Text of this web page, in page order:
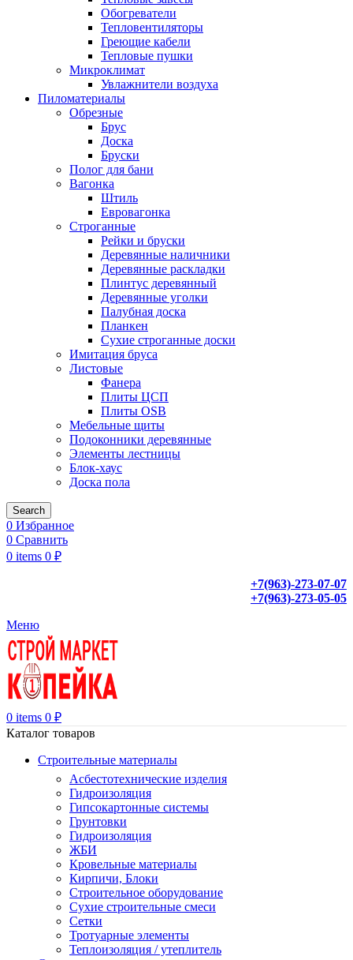
Обогреватели
Тепловентиляторы
Греющие кабели
Тепловые пушки
Микроклимат
Увлажнители воздуха
Пиломатериалы
Обрезные
Брус
Доска
Бруски
Полог для бани
Вагонка
Штиль
Евровагонка
Строганные
Рейки и бруски
Деревянные наличники
Деревянные раскладки
Плинтус деревянный
Деревянные уголки
Палубная доска
Планкен
Сухие строганные доски
Имитация бруса
Листовые
Фанера
Плиты ЦСП
Плиты OSB
Мебельные щиты
Подоконники деревянные
Элементы лестницы
Блок-хаус
Доска пола
Search
0 Избранное
0 Сравнить
0 items 0 ₽
+7(963)-273-07-07
+7(963)-273-05-05
Меню
0 items 0 ₽
Каталог товаров
Строительные материалы
Асбестотехнические изделия
Гидроизоляция
Гипсокартонные системы
Грунтовки
Гидроизоляция
ЖБИ
Кровельные материалы
Кирпичи, Блоки
Строительное оборудование
Сухие строительные смеси
Сетки
Тротуарные элементы
Теплоизоляция / утеплитель